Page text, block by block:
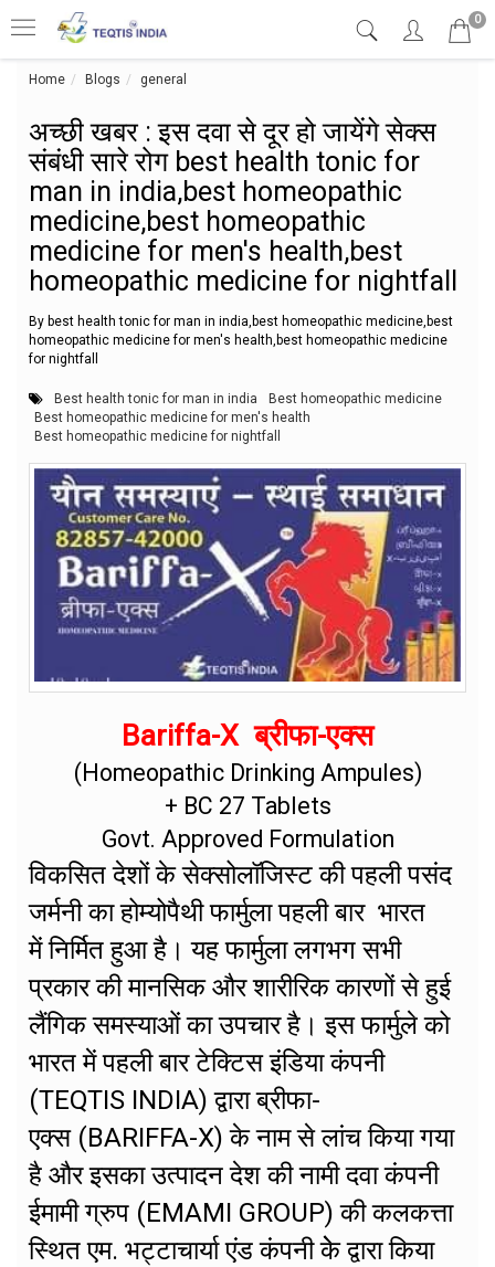
0
Home Blogs general
अच्छी खबर : इस दवा से दूर हो जायेंगे सेक्स
संबंधी सारे रोग best health tonic for
man in india,best homeopathic
medicine,best homeopathic
medicine for men's health,best
homeopathic medicine for nightfall
By best health tonic for man in india,best homeopathic medicine,best
homeopathic medicine for men's health,best homeopathic medicine
for nightfall
Best health tonic for man in india
Best homeopathic medicine
Best homeopathic medicine for men's health
Best homeopathic medicine for nightfall
Bariffa-X ब्रीफा-एक्स
(Homeopathic Drinking Ampules)
+ BC 27 Tablets
Govt. Approved Formulation
विकसित देशों के सेक्सोलॉजिस्ट की पहली पसंद
जर्मनी का होम्योपैथी फार्मुला पहली बार भारत
में निर्मित हुआ है। यह फार्मुला लगभग सभी
प्रकार की मानसिक और शारीरिक कारणों से हुई
लैंगिक समस्याओं का उपचार है। इस फार्मुले को
भारत में पहली बार टेक्टिस इंडिया कंपनी
(TEQTIS INDIA) द्वारा ब्रीफा-
एक्स (BARIFFA-X) के नाम से लांच किया गया
है और इसका उत्पादन देश की नामी दवा कंपनी
ईमामी ग्रुप (EMAMI GROUP) की कलकत्ता
स्थित एम. भट्टाचार्या एंड कंपनी केे द्वारा किया